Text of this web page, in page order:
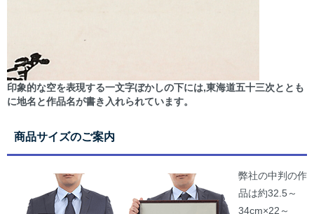
印象的な空を表現する一文字ぼかしの下には,東海道五十三次ととも
に地名と作品名が書き入れられています。
商品サイズのご案内
弊社の中判の作
品は約32.5～
34cm×22～